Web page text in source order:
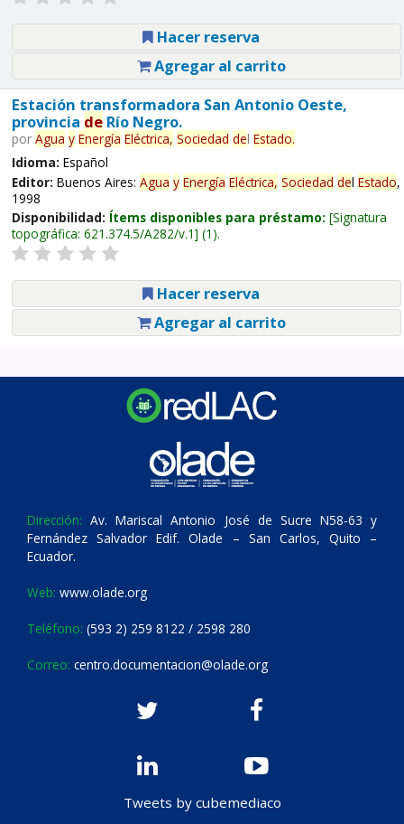
Hacer reserva
Agregar al carrito
Estación transformadora San Antonio Oeste,
provincia deRío Negro.
por Agua y Energía Eléctrica, Sociedad del Estado.
Idioma: Español
Editor: Buenos Aires: Agua y Energía Eléctrica, Sociedad del Estado,
1998
Disponibilidad: Ítems disponibles para préstamo: Signatura
topográfica: 621.374.5/A282/v.1 (1).
Hacer reserva
Agregar al carrito
Dirección: Av. Mariscal Antonio José de Sucre N58-63 y
Fernández Salvador Edif. Olade – San Carlos, Quito –
Ecuador.
Web: www.olade.org
Teléfono: (593 2) 259 8122 / 2598 280
Correo: centro.documentacion@olade.org
Tweets by cubemediaco